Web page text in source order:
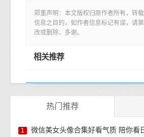
郑重声明：本文版权归原作者所有，转
信息之目的，如作者信息标记有误，请
改或删除，多谢。
相关推荐
热门推荐
1 微信美女头像合集好看气质 陪你看日